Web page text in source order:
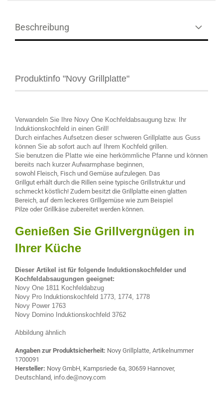
Beschreibung
Produktinfo "Novy Grillplatte"
Verwandeln Sie Ihre Novy One Kochfeldabsaugung bzw. Ihr
Induktionskochfeld in einen Grill!
Durch einfaches Aufsetzen dieser schweren Grillplatte aus Guss
können Sie ab sofort auch auf Ihrem Kochfeld grillen.
Sie benutzen die Platte wie eine herkömmliche Pfanne und können
bereits nach kurzer Aufwarmphase beginnen,
sowohl Fleisch, Fisch und Gemüse aufzulegen. Das
Grillgut erhält durch die Rillen seine typische Grillstruktur und
schmeckt köstlich! Zudem besitzt die Grillplatte einen glatten
Bereich, auf dem leckeres Grillgemüse wie zum Beispiel
Pilze oder Grillkäse zubereitet werden können.
Genießen Sie Grillvergnügen in
Ihrer Küche
Dieser Artikel ist für folgende Induktionskochfelder und
Kochfeldabsaugungen geeignet:
Novy One 1811 Kochfeldabzug
Novy Pro Induktionskochfeld 1773, 1774, 1778
Novy Power 1763
Novy Domino Induktionskochfeld 3762
Abbildung ähnlich
Angaben zur Produktsicherheit: Novy Grillplatte, Artikelnummer
1700091
Hersteller: Novy GmbH, Kampsriede 6a, 30659 Hannover,
Deutschland, info.de@novy.com